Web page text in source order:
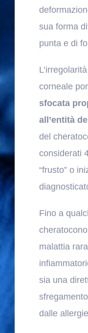
sua forma
punta e di
corneale
sfocata
all’entità
del
considerati
“frusto” o
Fino a
malattia
sia una
dalle